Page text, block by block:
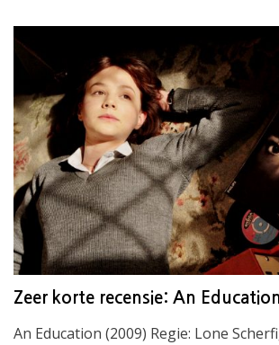
Zeer korte recensie: An
An Education (2009) Regie: Lone